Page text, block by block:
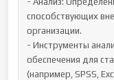
способствующих
организации.
- Инструменты
обеспечения для
(например, SPSS,